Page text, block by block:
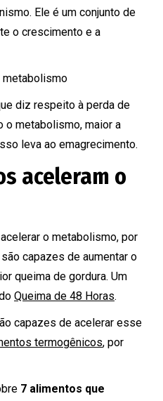
Ele é um conjunto de
o crescimento e a
diz respeito à perda de
o metabolismo, maior a
leva ao emagrecimento.
aceleram o
o metabolismo, por
capazes de aumentar o
queima de gordura. Um
Queima de 48 Horas.
capazes de acelerar esse
termogênicos, por
7 alimentos que